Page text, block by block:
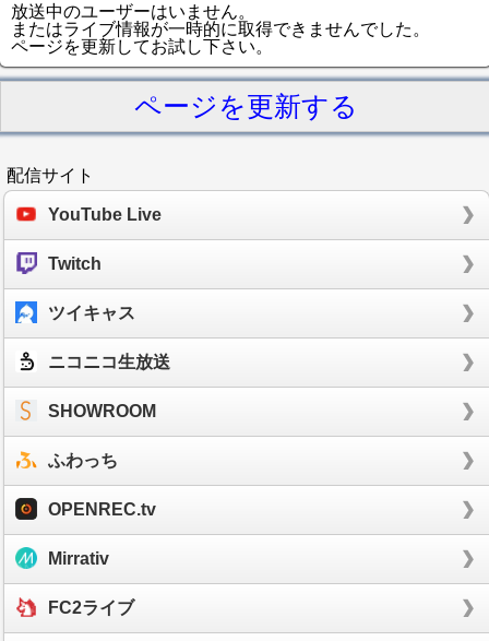
放送中のユーザーはいません。
またはライブ情報が一時的に取得できませんでした。
ページを更新してお試し下さい。
ページを更新する
配信サイト
YouTube Live
Twitch
ツイキャス
ニコニコ生放送
SHOWROOM
ふわっち
OPENREC.tv
Mirrativ
FC2ライブ